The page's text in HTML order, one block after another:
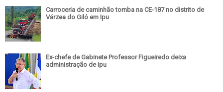
Carroceria de caminhão tomba na CE-187 no distrito de
Várzea do Giló em Ipu
Ex-chefe de Gabinete Professor Figueiredo deixa
administração de Ipu